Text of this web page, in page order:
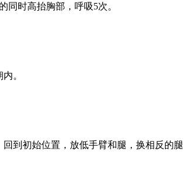
时高抬胸部，呼吸5次。
。
到初始位置，放低手臂和腿，换相反的腿